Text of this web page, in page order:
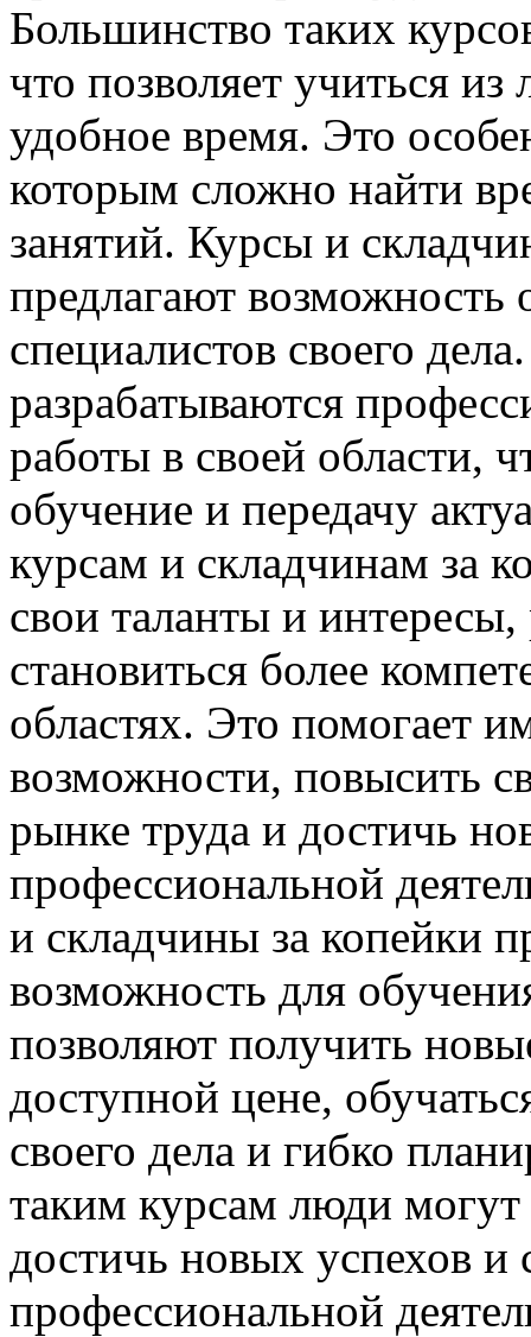
Большинство таких
что позволяет учиться
удобное время. Это
которым сложно найти
занятий. Курсы и
предлагают
специалистов своего
разрабатываются
работы в своей области,
обучение и передачу
курсам и складчинам за
свои таланты и
становиться более
областях. Это помогает
возможности, повысить
рынке труда и достичь
профессиональной
и складчины за копейки
возможность для
позволяют получить
доступной цене,
своего дела и гибко
таким курсам люди
достичь новых успехов и
профессиональной